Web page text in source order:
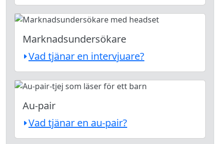
Marknadsundersökare
Vad tjänar en intervjuare?
Au-pair
Vad tjänar en au-pair?